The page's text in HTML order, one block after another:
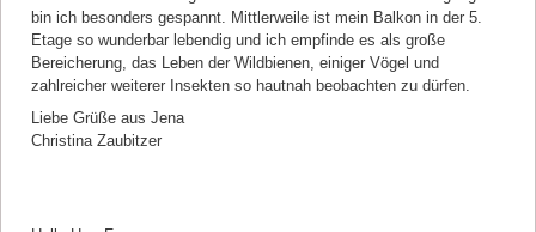
bin ich besonders gespannt. Mittlerweile ist mein Balkon in der 5.
Etage so wunderbar lebendig und ich empfinde es als große
Bereicherung, das Leben der Wildbienen, einiger Vögel und
zahlreicher weiterer Insekten so hautnah beobachten zu dürfen.
Liebe Grüße aus Jena
Christina Zaubitzer